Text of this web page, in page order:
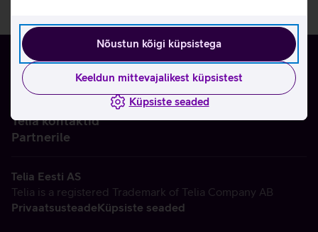
Nõustun kõigi küpsistega
Keeldun mittevajalikest küpsistest
Küpsiste seaded
Telia kontaktid
Partnerile
Telia Eesti AS
Telia is a registered Trademark of Telia Company AB
PrivaatsusteadeKüpsiste seaded